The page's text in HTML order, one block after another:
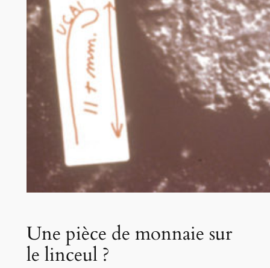
Une pièce de monnaie sur
le linceul ?